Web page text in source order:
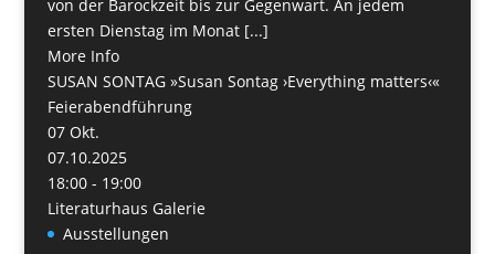
von der Barockzeit bis zur Gegenwart. An jedem
ersten Dienstag im Monat [...]
More Info
SUSAN SONTAG »Susan Sontag ›Everything matters‹«
Feierabendführung
07 Okt.
07.10.2025
18:00 - 19:00
Literaturhaus Galerie
Ausstellungen